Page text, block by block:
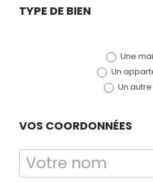
Demande
TYPE DE BIEN
Une
Un
Un
VOS COORDONNÉES